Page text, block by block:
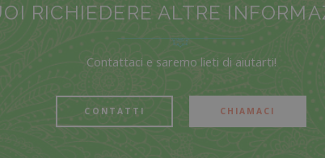
RICHIEDERE ALTRE
Contattaci e saremo lieti di aiutarti!
CONTATTI CHIAMACI